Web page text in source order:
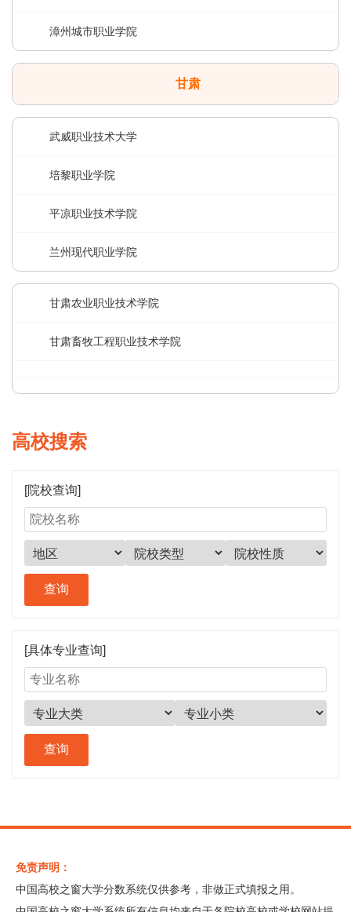
漳州城市职业学院
甘肃
武威职业技术大学
培黎职业学院
平凉职业技术学院
兰州现代职业学院
甘肃农业职业技术学院
甘肃畜牧工程职业技术学院
高校搜索
[院校查询]
[具体专业查询]
免责声明：
中国高校之窗大学分数系统仅供参考，非做正式填报之用。